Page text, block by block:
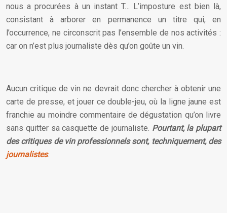
nous a procurées à un instant T… L’imposture est bien là,
consistant à arborer en permanence un titre qui, en
l’occurrence, ne circonscrit pas l’ensemble de nos activités :
car on n’est plus journaliste dès qu’on goûte un vin.
Aucun critique de vin ne devrait donc chercher à obtenir une
carte de presse, et jouer ce double-jeu, où la ligne jaune est
franchie au moindre commentaire de dégustation qu’on livre
sans quitter sa casquette de journaliste. Pourtant, la plupart
des critiques de vin professionnels sont, techniquement, des
journalistes.